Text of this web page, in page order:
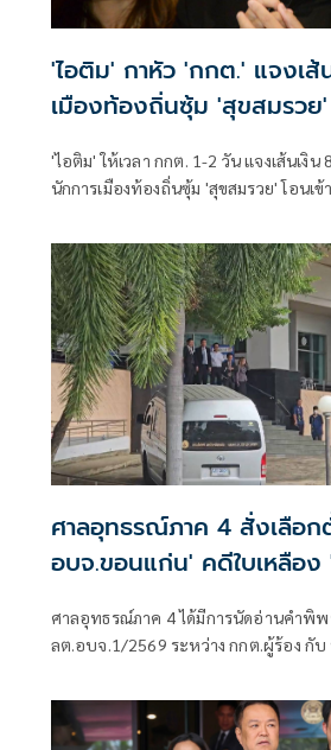
'ไอติม' กาหัว 'กกต.' แจงเส้
เมืองท้องถิ่นซุ้ม 'สุขสมรวย'
'ไอติม' ให้เวลา กกต. 1-2 วัน แจงเส้นเงิ
นักการเมืองท้องถิ่นซุ้ม 'สุขสมรวย' โอนเ
อย่าละเว้นปฏิบัติหน้าที่
ศาลอุทธรณ์ภาค 4 สั่งเลือก
อบจ.ขอนแก่น' คดีใบเหลือ
ศาลอุทธรณ์ภาค 4 ได้มีการนัดอ่านคำพิ
ลต.อบจ.1/2569 ระหว่าง กกต.ผู้ร้อง กับ
บริหารท้องถิ่น (ขอให้มีการเลือกตั้ง นา